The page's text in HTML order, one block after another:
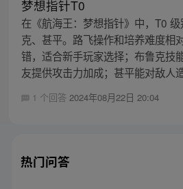
梦想指针T0
在《航海王：梦想指针》中，T0
克、甚平。路飞操作和培养难度相
错，适合新手玩家选择；布鲁克技
友提供攻击力加成；甚平能对敌人
1 个回答 2024年08月22日 20:04
热门问答